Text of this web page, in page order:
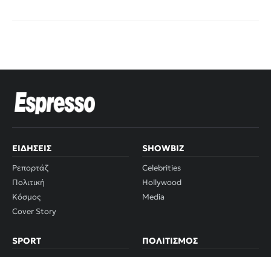
ΕΙΔΉΣΕΙΣ
Ρεπορτάζ
Πολιτική
Κόσμος
Cover Story
SHOWBIZ
Celebrities
Hollywood
Media
SPORT ΠΟΛΙΤΙΣΜΌΣ